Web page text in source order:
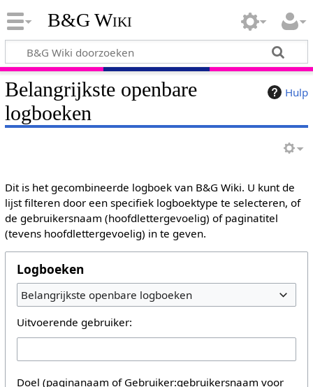
B&G Wiki
Hulp
Belangrijkste openbare
logboeken
Dit is het gecombineerde logboek van B&G Wiki. U kunt de
lijst filteren door een specifiek logboektype te selecteren, of
de gebruikersnaam (hoofdlettergevoelig) of paginatitel
(tevens hoofdlettergevoelig) in te geven.
Logboeken
Belangrijkste openbare logboeken
Uitvoerende gebruiker:
Doel (paginanaam of Gebruiker:gebruikersnaam voor